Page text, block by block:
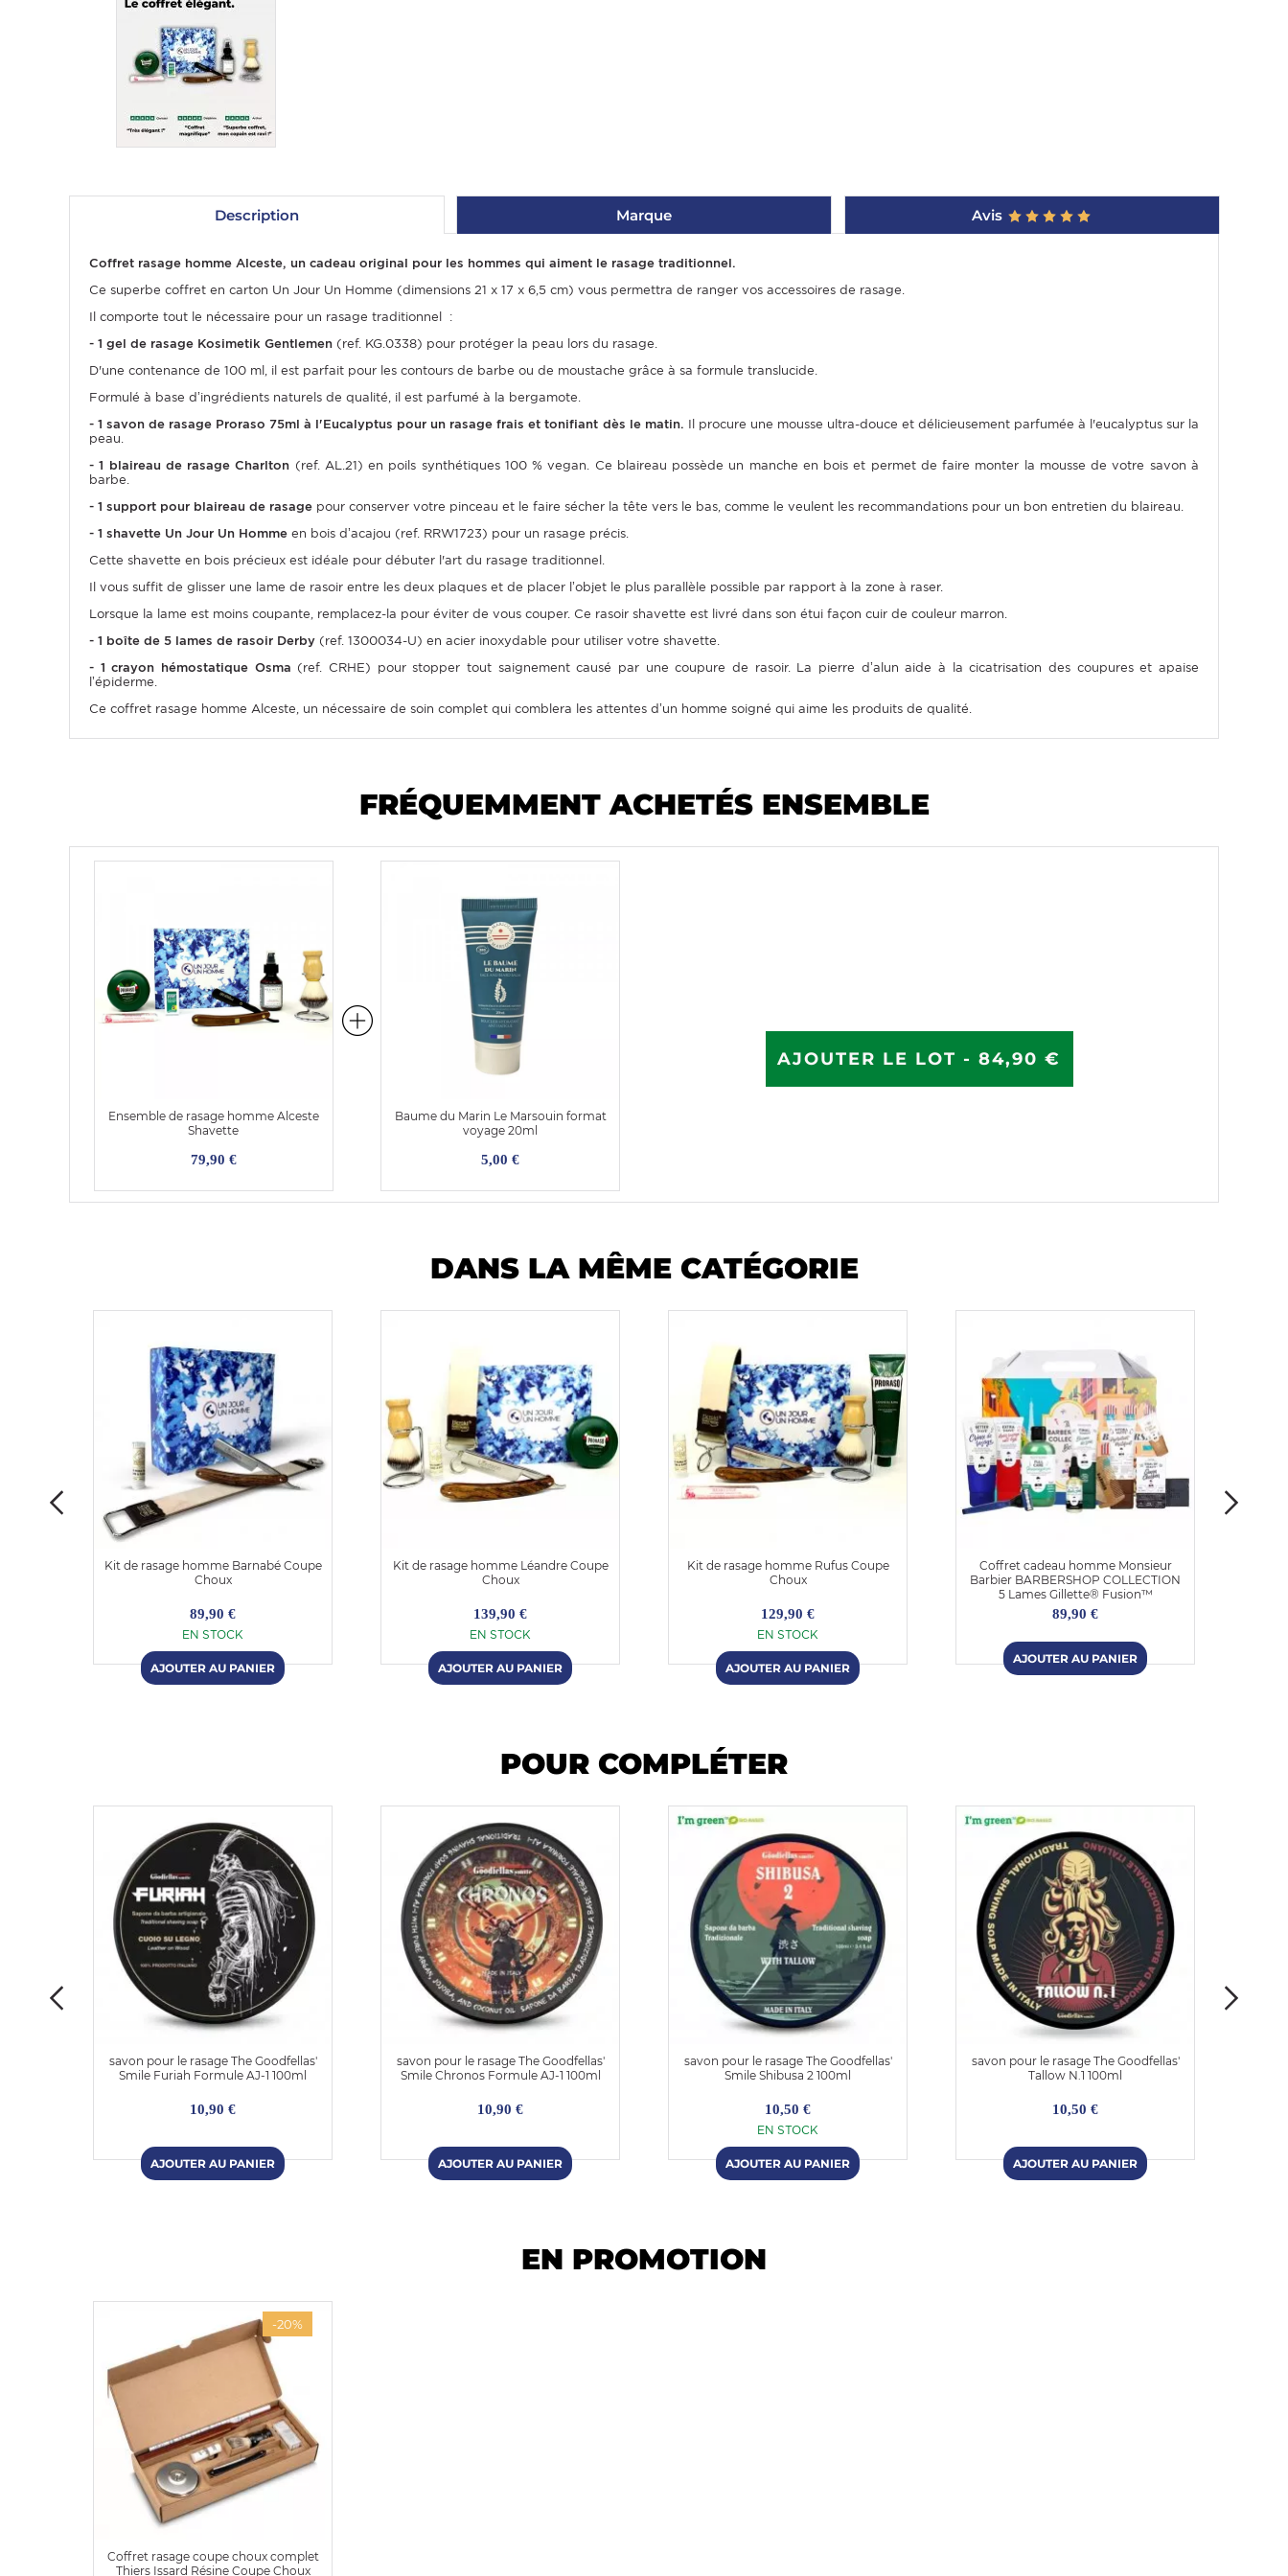
Description Marque Avis
Coffret rasage homme Alceste, un cadeau original pour les hommes qui aiment le rasage traditionnel.
Ce superbe coffret en carton Un Jour Un Homme (dimensions 21 x 17 x 6,5 cm) vous permettra de ranger vos accessoires de rasage.
Il comporte tout le nécessaire pour un rasage traditionnel :
- 1 gel de rasage Kosimetik Gentlemen (ref. KG.0338) pour protéger la peau lors du rasage.
D'une contenance de 100 ml, il est parfait pour les contours de barbe ou de moustache grâce à sa formule translucide.
Formulé à base d’ingrédients naturels de qualité, il est parfumé à la bergamote.
- 1 savon de rasage Proraso 75ml à l'Eucalyptus pour un rasage frais et tonifiant dès le matin. Il procure une mousse ultra-douce et délicieusement parfumée à l'eucalyptus sur la
peau.
- 1 blaireau de rasage Charlton (ref. AL.21) en poils synthétiques 100 % vegan. Ce blaireau possède un manche en bois et permet de faire monter la mousse de votre savon à
barbe.
- 1 support pour blaireau de rasage pour conserver votre pinceau et le faire sécher la tête vers le bas, comme le veulent les recommandations pour un bon entretien du blaireau.
- 1 shavette Un Jour Un Homme en bois d’acajou (ref. RRW1723) pour un rasage précis.
Cette shavette en bois précieux est idéale pour débuter l'art du rasage traditionnel.
Il vous suffit de glisser une lame de rasoir entre les deux plaques et de placer l’objet le plus parallèle possible par rapport à la zone à raser.
Lorsque la lame est moins coupante, remplacez-la pour éviter de vous couper. Ce rasoir shavette est livré dans son étui façon cuir de couleur marron.
- 1 boîte de 5 lames de rasoir Derby (ref. 1300034-U) en acier inoxydable pour utiliser votre shavette.
- 1 crayon hémostatique Osma (ref. CRHE) pour stopper tout saignement causé par une coupure de rasoir. La pierre d’alun aide à la cicatrisation des coupures et apaise
l’épiderme.
Ce coffret rasage homme Alceste, un nécessaire de soin complet qui comblera les attentes d’un homme soigné qui aime les produits de qualité.
FRÉQUEMMENT ACHETÉS ENSEMBLE
Ensemble de rasage homme Alceste
Shavette
79,90 €
Baume du Marin Le Marsouin format
voyage 20ml
5,00 €
AJOUTER LE LOT - 84,90 €
DANS LA MÊME CATÉGORIE
Kit de rasage homme Barnabé Coupe
Choux
89,90 €
EN STOCK
Kit de rasage homme Léandre Coupe
Choux
139,90 €
EN STOCK
Kit de rasage homme Rufus Coupe
Choux
129,90 €
EN STOCK
Coffret cadeau homme Monsieur
Barbier BARBERSHOP COLLECTION
5 Lames Gillette® Fusion™
89,90 €
POUR COMPLÉTER
savon pour le rasage The Goodfellas'
Smile Furiah Formule AJ-1 100ml
10,90 €
savon pour le rasage The Goodfellas'
Smile Chronos Formule AJ-1 100ml
10,90 €
savon pour le rasage The Goodfellas'
Smile Shibusa 2 100ml
10,50 €
EN STOCK
savon pour le rasage The Goodfellas'
Tallow N.1 100ml
10,50 €
EN PROMOTION
-20%
Coffret rasage coupe choux complet
Thiers Issard Résine Coupe Choux